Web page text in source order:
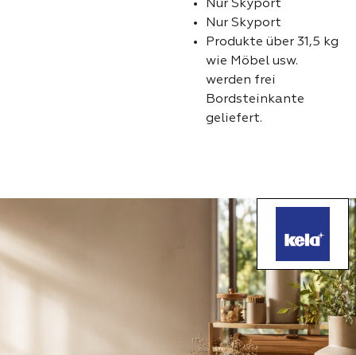
Nur Skyport
Nur Skyport
Produkte über 31,5 kg
wie Möbel usw.
werden frei
Bordsteinkante
geliefert.